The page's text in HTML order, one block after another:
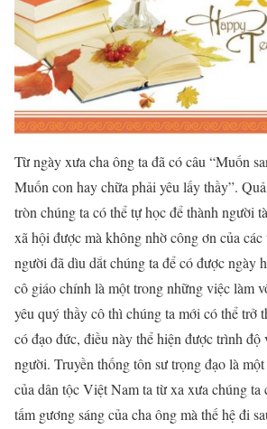
Từ ngày xưa cha ông ta đã có câu “Muốn
Muốn con hay chữa phải yêu lấy thầy”.
tròn chúng ta có thể tự học để thành người
xã hội được mà không nhờ công ơn của
người đã dìu dắt chúng ta để có được ngày
cô giáo chính là một trong những việc làm
yêu quý thầy cô thì chúng ta mới có thể trở
có đạo đức, điều này thể hiện được trình độ
người. Truyền thống tôn sư trọng đạo là
của dân tộc Việt Nam ta từ xa xưa chúng ta
tấm gương sáng của cha ông mà thế hệ đi